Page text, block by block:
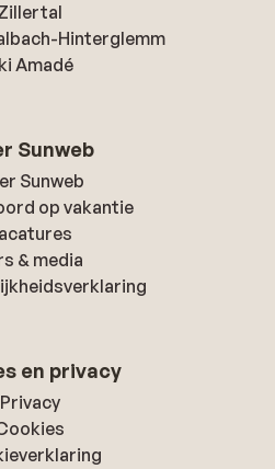
Hinterglemm
Amadé
Sunweb
Sunweb
op vakantie
& media
en privacy
Privacy